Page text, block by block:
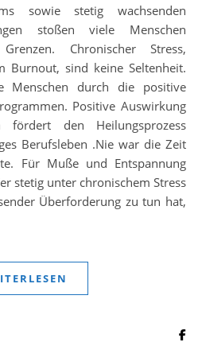
sowie stetig wachsenden
stoßen viele Menschen
Chronischer Stress,
Burnout, sind keine Seltenheit.
Menschen durch die positive
Positive Auswirkung
fördert den Heilungsprozess
Berufsleben .Nie war die Zeit
Für Muße und Entspannung
stetig unter chronischem Stress
Überforderung zu tun hat,